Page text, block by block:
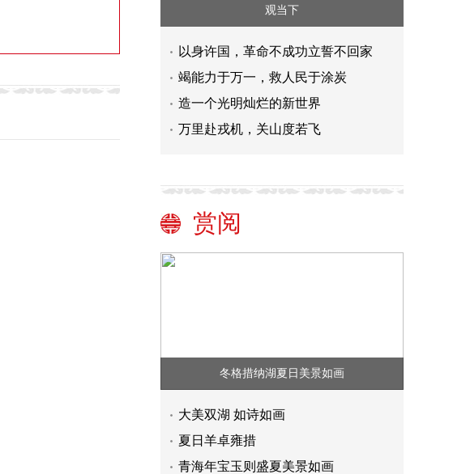
观当下
以身许国，革命不成功立誓不回家
竭能力于万一，救人民于涂炭
造一个光明灿烂的新世界
万里赴戎机，关山度若飞
赏阅
冬格措纳湖夏日美景如画
大美双湖 如诗如画
夏日羊卓雍措
青海年宝玉则盛夏美景如画